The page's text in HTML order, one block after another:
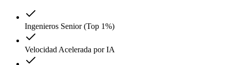
Ingenieros Senior (Top 1%)
Velocidad Acelerada por IA